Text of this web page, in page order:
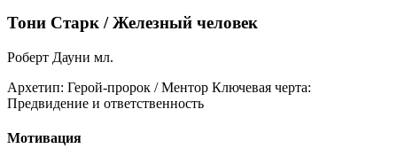
Тони Старк / Железный человек
Роберт Дауни мл.
Архетип: Герой-пророк / Ментор Ключевая черта:
Предвидение и ответственность
Мотивация